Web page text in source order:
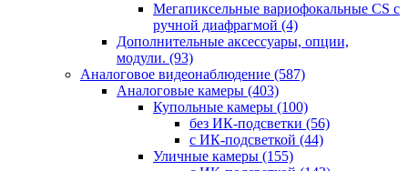
Мегапиксельные вариофокальные CS c
ручной диафрагмой (4)
Дополнительные аксессуары, опции,
модули. (93)
Аналоговое видеонаблюдение (587)
Аналоговые камеры (403)
Купольные камеры (100)
без ИК-подсветки (56)
с ИК-подсветкой (44)
Уличные камеры (155)